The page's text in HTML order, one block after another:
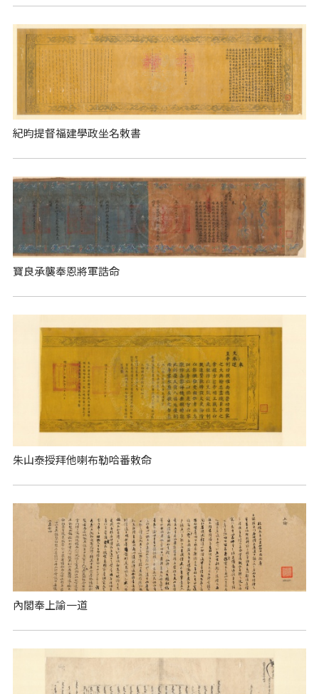
紀昀提督福建學政坐名敕書
寶良承襲奉恩將軍誥命
朱山泰授拜他喇布勒哈番敕命
內閣奉上諭一道